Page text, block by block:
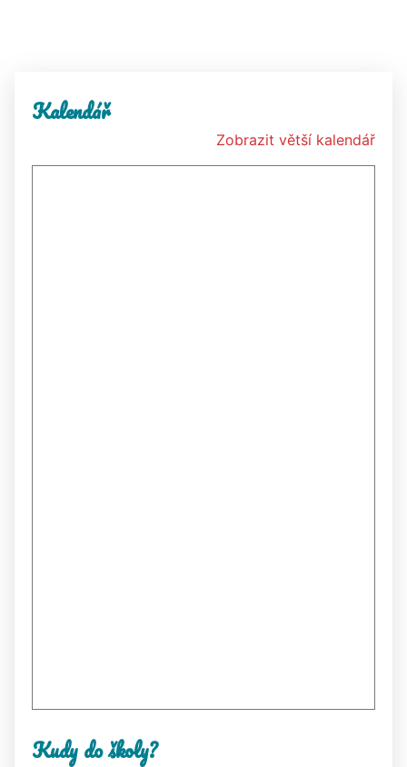
Kalendář
Zobrazit větší kalendář
Kudy do školy?